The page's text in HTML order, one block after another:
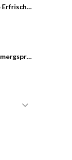
Heisse Tage, kühle Erfrischung
Im Telebasel «Summergspröch» zu Gast